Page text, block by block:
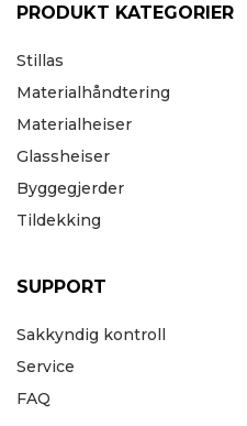
PRODUKT KATEGORIER
Stillas
Materialhåndtering
Materialheiser
Glassheiser
Byggegjerder
Tildekking
SUPPORT
Sakkyndig kontroll
Service
FAQ